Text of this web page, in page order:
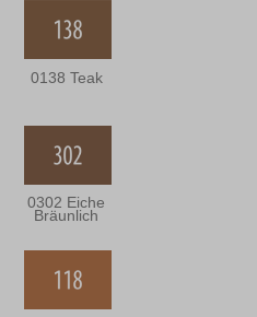
0138 Teak
0302 Eiche
Bräunlich